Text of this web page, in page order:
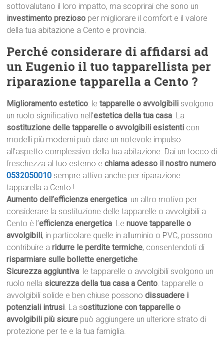
sottovalutano il loro impatto, ma scoprirai che sono un
investimento prezioso per migliorare il comfort e il valore
della tua abitazione a Cento e provincia.
Perché considerare di affidarsi ad
un Eugenio il tuo tapparellista per
riparazione tapparella a Cento ?
Miglioramento estetico: letapparelle o avvolgibili svolgono
un ruolo significativo nell’estetica della tua casa. La
sostituzione delle tapparelle o avvolgibili esistenti con
modelli più moderni può dare un notevole impulso
all’aspetto complessivo della tua abitazione. Dai un tocco di
freschezza al tuo esterno echiama adesso il nostro numero
0532050010 sempre attivo anche per riparazione
tapparella a Cento !
Aumento dell’efficienza energetica: un altro motivo per
considerare la sostituzione delle tapparelle o avvolgibili a
Cento è l’efficienza energetica. Lenuove tapparelle o
avvolgibili, in particolare quelle in alluminio o PVC, possono
contribuire aridurre le perdite termiche, consentendoti di
risparmiare sulle bollette energetiche.
Sicurezza aggiuntiva: le tapparelle o avvolgibili svolgono un
ruolo nella sicurezza della tua casa a Cento. tapparelle o
avvolgibili solide e ben chiuse possonodissuadere i
potenziali intrusi. La sostituzione con tapparelle o
avvolgibili più sicure può aggiungere un ulteriore strato di
protezione per te e la tua famiglia.